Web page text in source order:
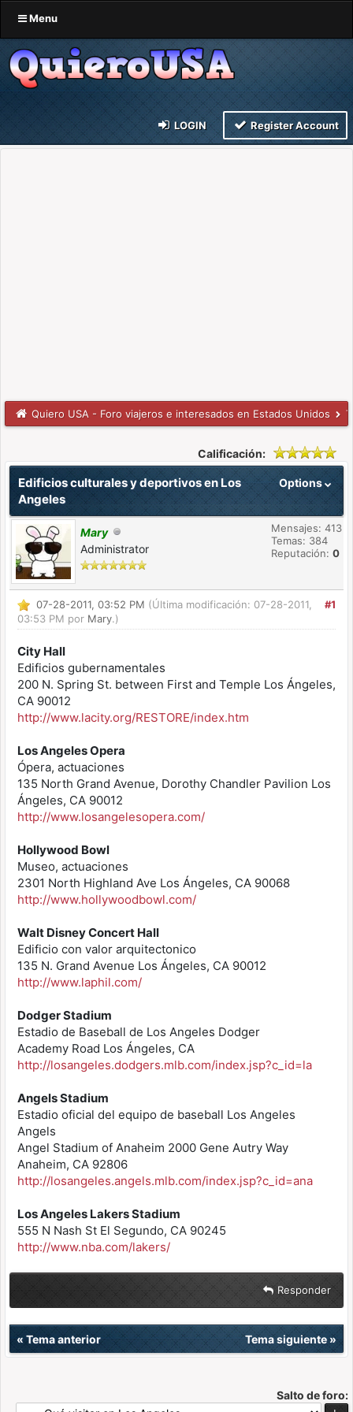
Menu
LOGIN Register Account
Quiero USA - Foro viajeros e interesados en Estados Unidos
Calificación:
Options
Edificios culturales y deportivos en Los
Angeles
Mary
Administrator
Mensajes: 413
Temas: 384
Reputación: 0
#1
07-28-2011, 03:52 PM (Última modificación: 07-28-2011,
03:53 PM por Mary.)
City Hall
Edificios gubernamentales
200 N. Spring St. between First and Temple Los Ángeles,
CA 90012
http://www.lacity.org/RESTORE/index.htm
Los Angeles Opera
Ópera, actuaciones
135 North Grand Avenue, Dorothy Chandler Pavilion Los
Ángeles, CA 90012
http://www.losangelesopera.com/
Hollywood Bowl
Museo, actuaciones
2301 North Highland Ave Los Ángeles, CA 90068
http://www.hollywoodbowl.com/
Walt Disney Concert Hall
Edificio con valor arquitectonico
135 N. Grand Avenue Los Ángeles, CA 90012
http://www.laphil.com/
Dodger Stadium
Estadio de Baseball de Los Angeles Dodger
Academy Road Los Ángeles, CA
http://losangeles.dodgers.mlb.com/index.jsp?c_id=la
Angels Stadium
Estadio oficial del equipo de baseball Los Angeles
Angels
Angel Stadium of Anaheim 2000 Gene Autry Way
Anaheim, CA 92806
http://losangeles.angels.mlb.com/index.jsp?c_id=ana
Los Angeles Lakers Stadium
555 N Nash St El Segundo, CA 90245
http://www.nba.com/lakers/
Responder
« Tema anterior Tema siguiente»
Salto de foro: